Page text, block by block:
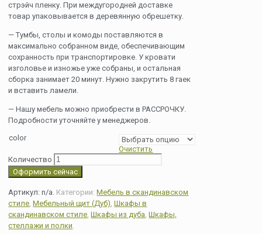
стрэйч пленку. При междугородней доставке
товар упаковывается в деревянную обрешетку.
— Тумбы, столы и комоды поставляются в
максимально собранном виде, обеспечивающим
сохранность при транспортировке. У кровати
изголовье и изножье уже собраны, и остальная
сборка занимает 20 минут. Нужно закрутить 8 гаек
и вставить ламели.
— Нашу мебель можно приобрести в РАССРОЧКУ.
Подробности уточняйте у менеджеров.
color
Очистить
Количество
Оформить сейчас
Артикул:n/a. Категории:Мебель в скандинавском
стиле,Мебельный щит (Дуб),Шкафы в
скандинавском стиле,Шкафы из дуба,Шкафы,
стеллажи и полки.